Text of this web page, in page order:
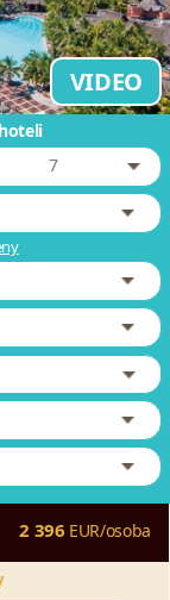
VIDEO
7
2 396 EUR/osoba